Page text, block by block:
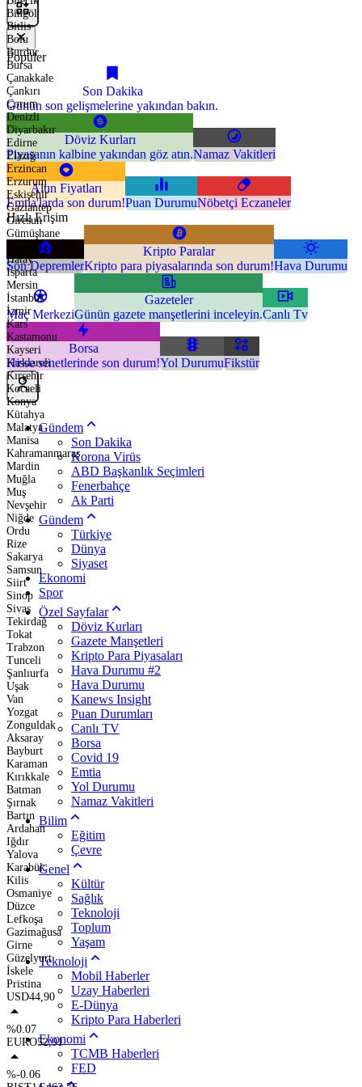
Bingöl
Bitlis
Bolu
Burdur
Bursa
Çanakkale
Çankırı
Çorum
Denizli
Diyarbakır
Edirne
Elazığ
Erzincan
Erzurum
Eskişehir
Gaziantep
Giresun
Gümüşhane
Hakkari
Hatay
Isparta
Mersin
İstanbul
İzmir
Kars
Kastamonu
Kayseri
Kırklareli
Kırşehir
Kocaeli
Konya
Kütahya
Malatya
Manisa
Kahramanmaraş
Mardin
Muğla
Muş
Nevşehir
Niğde
Ordu
Rize
Sakarya
Samsun
Siirt
Sinop
Sivas
Tekirdağ
Tokat
Trabzon
Tunceli
Şanlıurfa
Uşak
Van
Yozgat
Zonguldak
Aksaray
Bayburt
Karaman
Kırıkkale
Batman
Şırnak
Bartın
Ardahan
Iğdır
Yalova
Karabük
Kilis
Osmaniye
Düzce
Lefkoşa
Gazimağusa
Girne
Güzelyurt
İskele
Pristina
USD44,90
%0.07
EURO52,91
%-0.06
Popüler
Son Dakika
Günün son gelişmelerine yakından bakın.
Döviz Kurları
Piyasanın kalbine yakından göz atın.Namaz Vakitleri
Altın Fiyatları
Emtia'larda son durum!Puan DurumuNöbetçi Eczaneler
Hızlı Erişim
Son Depremler
Kripto Paralar
Kripto para piyasalarında son durum!Hava Durumu
Maç Merkezi
Gazeteler
Günün gazete manşetlerini inceleyin.Canlı Tv
Borsa
Hisse senetlerinde son durum!Yol DurumuFikstür
Gündem
Son Dakika
Korona Virüs
ABD Başkanlık Seçimleri
Fenerbahçe
Ak Parti
Gündem
Türkiye
Dünya
Siyaset
Ekonomi
Spor
Özel Sayfalar
Döviz Kurları
Gazete Manşetleri
Kripto Para Piyasaları
Hava Durumu #2
Hava Durumu
Kanews Insight
Puan Durumları
Canlı TV
Borsa
Covid 19
Emtia
Yol Durumu
Namaz Vakitleri
Bilim
Eğitim
Çevre
Genel
Kültür
Sağlık
Teknoloji
Toplum
Yaşam
Teknoloji
Mobil Haberler
Uzay Haberleri
E-Dünya
Kripto Para Haberleri
Ekonomi
TCMB Haberleri
FED